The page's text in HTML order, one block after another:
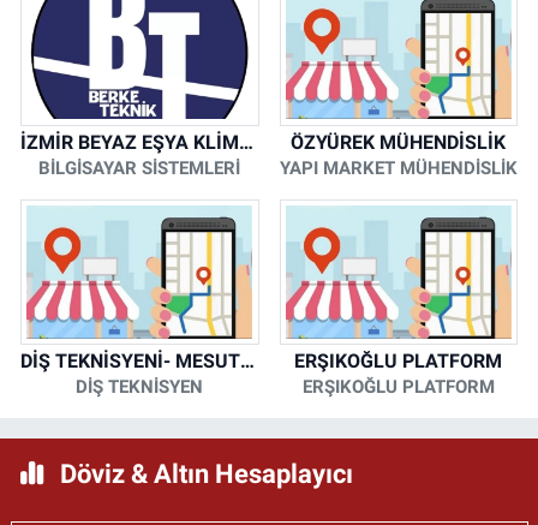
İZMİR BEYAZ EŞYA KLİMA KOMBİ SERVİSİ
BİLGİSAYAR SİSTEMLERİ
ÖZYÜREK MÜHENDİSLİK
YAPI MARKET MÜHENDİSLİK
DİŞ TEKNİSYENİ- MESUT KORKMAZ
DİŞ TEKNİSYEN
ERŞIKOĞLU PLATFORM
ERŞIKOĞLU PLATFORM
Döviz & Altın Hesaplayıcı